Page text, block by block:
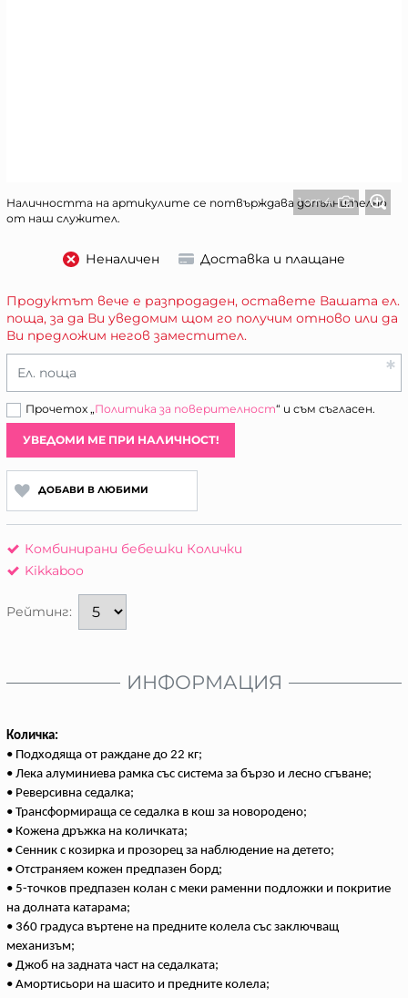
1 от 4
Наличността на артикулите се потвърждава допълнително
от наш служител.
Неналичен Доставка и плащане
Продуктът вече е разпродаден, оставете Вашата ел.
поща, за да Ви уведомим щом го получим отново или да
Ви предложим негов заместител.
Ел. поща
Прочетох „Политика за поверителност“ и съм съгласен.
УВЕДОМИ МЕ ПРИ НАЛИЧНОСТ!
ДОБАВИ В ЛЮБИМИ
Комбинирани бебешки Колички
Kikkaboo
Рейтинг:
ИНФОРМАЦИЯ
Количка:
• Подходяща от раждане до 22 кг;
• Лека алуминиева рамка със система за бързо и лесно сгъване;
• Реверсивна седалка;
• Трансформираща се седалка в кош за новородено;
• Кожена дръжка на количката;
• Сенник с козирка и прозорец за наблюдение на детето;
• Отстраняем кожен предпазен борд;
• 5-точков предпазен колан с меки раменни подложки и покритие
на долната катарама;
• 360 градуса въртене на предните колела със заключващ
механизъм;
• Джоб на задната част на седалката;
• Амортисьори на шасито и предните колела;